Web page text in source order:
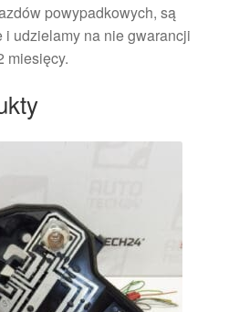
powypadkowych, są
udzielamy na nie gwarancji
miesięcy.